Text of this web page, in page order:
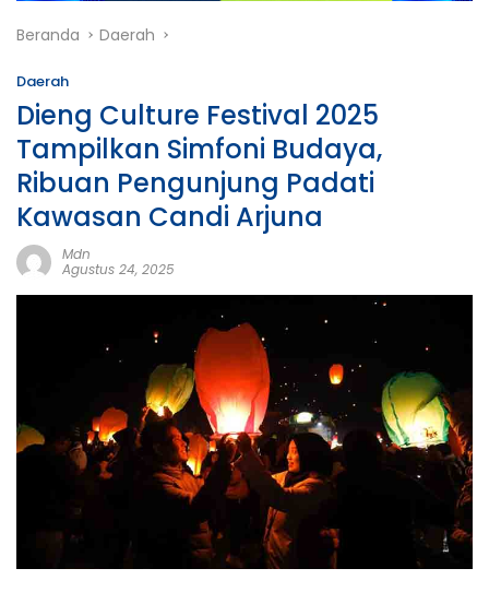
Beranda Daerah
Daerah
Dieng Culture Festival 2025
Tampilkan Simfoni Budaya,
Ribuan Pengunjung Padati
Kawasan Candi Arjuna
Mdn
Agustus 24, 2025